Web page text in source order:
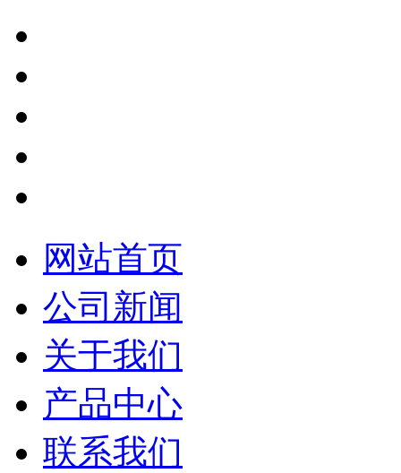
网站首页
公司新闻
关于我们
产品中心
联系我们